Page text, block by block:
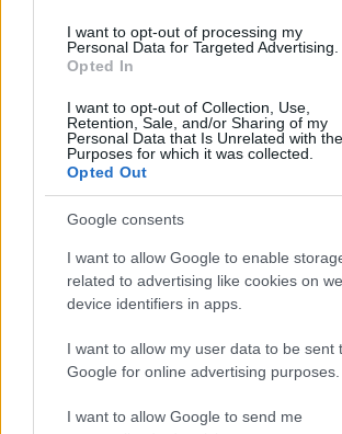
I want to opt-out of processing my
Personal Data for Targeted Advertising.
Opted In
I want to opt-out of Collection, Use,
Retention, Sale, and/or Sharing of my
Personal Data that Is Unrelated with the
Purposes for which it was collected.
Opted Out
Google consents
I want to allow Google to enable
related to advertising like cookies on
device identifiers in apps.
I want to allow my user data to be sent
Google for online advertising purposes.
I want to allow Google to send me